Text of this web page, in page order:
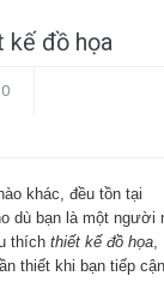
kế đồ họa
0
khác, đều tồn tại
dù bạn là một người
thích thiết kế đồ họa,
thiết khi bạn tiếp cận